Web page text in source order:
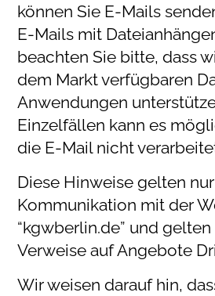
können Sie E-Mails
E-Mails mit
beachten Sie bitte, dass
dem Markt verfügbaren
Anwendungen
Einzelfällen kann es
die E-Mail nicht
Diese Hinweise gelten
Kommunikation mit der
“kgwberlin.de” und
Verweise auf Angebote
Wir weisen darauf hin,